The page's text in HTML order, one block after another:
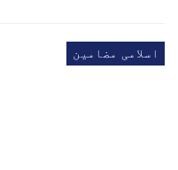
اسلامی مضامین